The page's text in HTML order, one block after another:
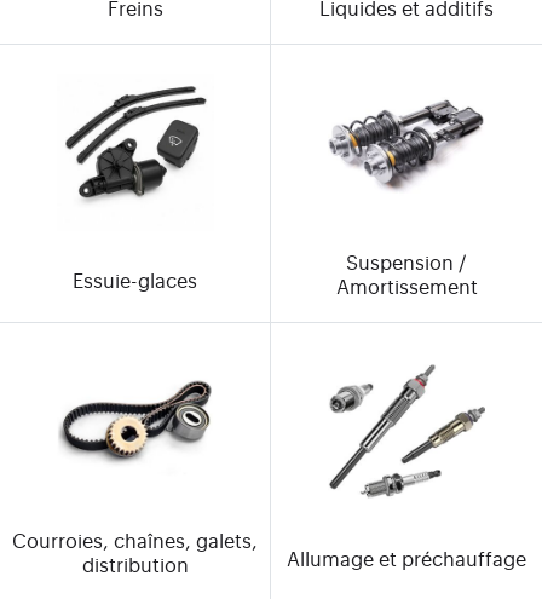
Freins Liquides et additifs
Essuie-glaces
Suspension /
Amortissement
Courroies, chaînes, galets,
distribution
Allumage et préchauffage